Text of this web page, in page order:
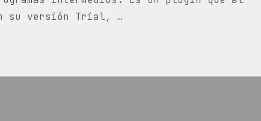
su versión Trial, …